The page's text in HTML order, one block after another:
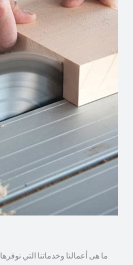
ما هى أعمالنا وخدماتنا التي